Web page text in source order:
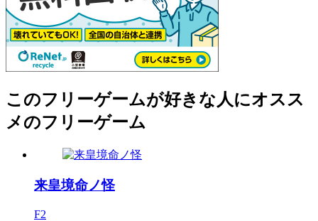
このフリーゲームが好きな人にオスス
メのフリーゲーム
来皇境命ノ怪
F2